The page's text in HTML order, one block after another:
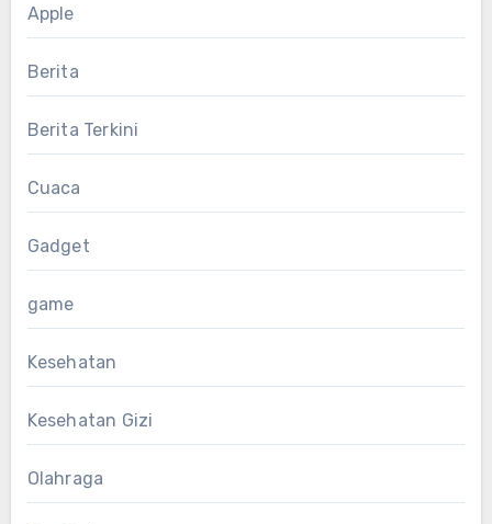
Apple
Berita
Berita Terkini
Cuaca
Gadget
game
Kesehatan
Kesehatan Gizi
Olahraga